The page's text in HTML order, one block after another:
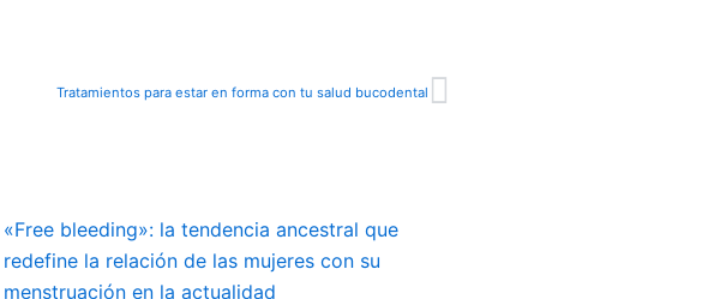
Tratamientos para estar en forma con tu salud bucodental Siguiente
«Free bleeding»: la tendencia ancestral que
redefine la relación de las mujeres con su
menstruación en la actualidad